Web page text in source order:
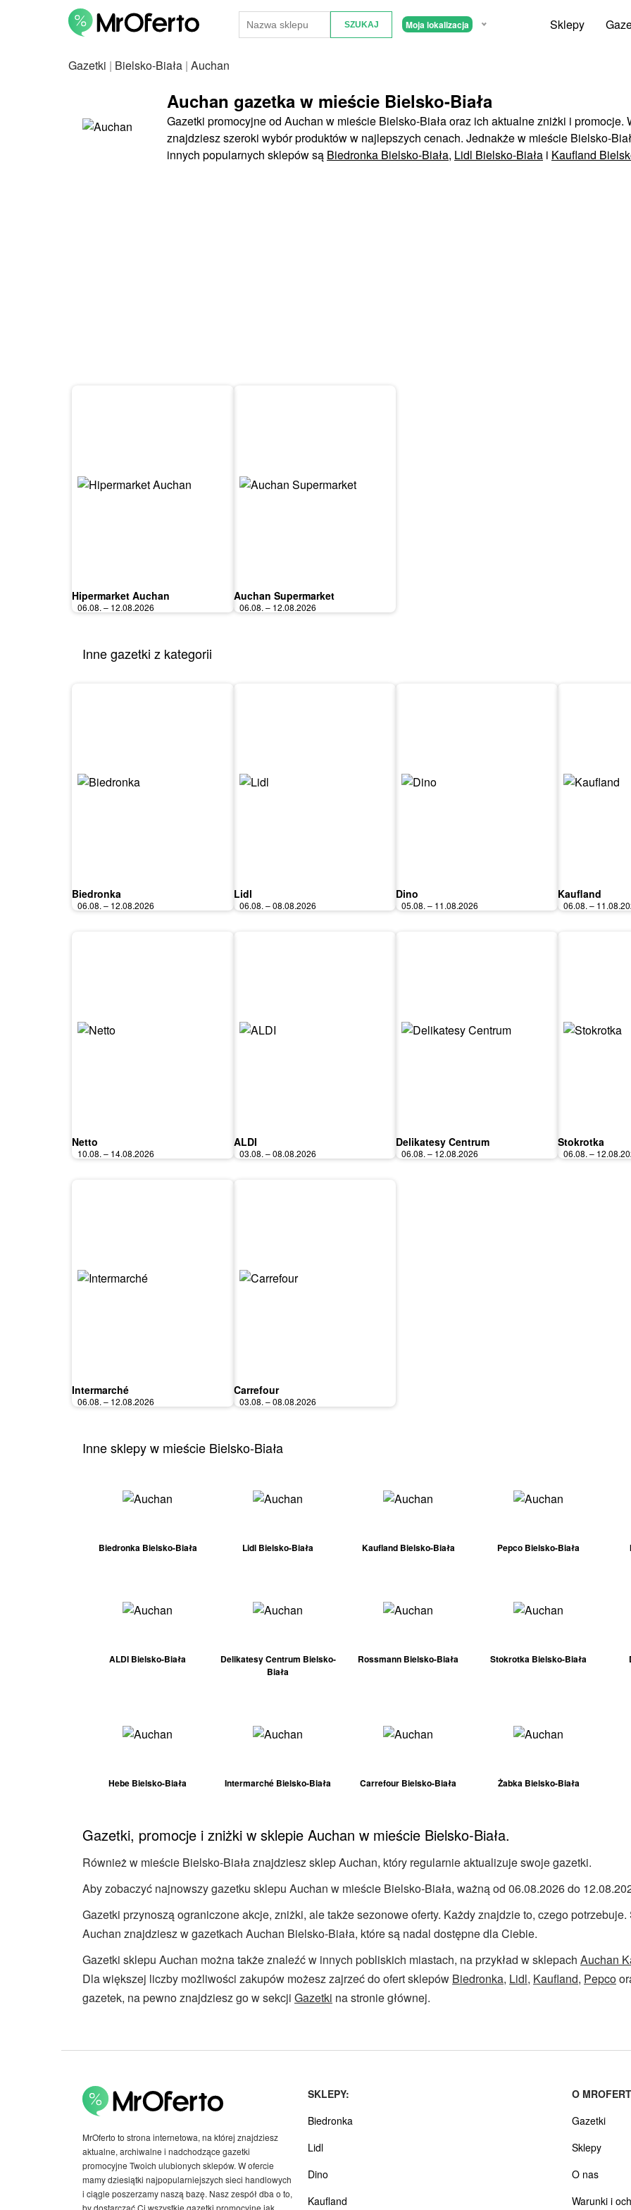
Moja lokalizacja Sklepy
Gazetki | Bielsko-Biała | Auchan
Auchan gazetka w mieście Bielsko-Biała
Gazetki promocyjne od Auchan w mieście Bielsko-Biała oraz ich aktualne zniżki i
znajdziesz szeroki wybór produktów w najlepszych cenach. Jednakże w mieście Bielsko-
innych popularnych sklepów są Biedronka Bielsko-Biała, Lidl Bielsko-Biała i Kaufland
Hipermarket Auchan
06.08. – 12.08.2026
Auchan Supermarket
06.08. – 12.08.2026
Inne gazetki z kategorii
Biedronka
06.08. – 12.08.2026
Lidl
06.08. – 08.08.2026
Dino
05.08. – 11.08.2026
Kaufland
06.08. –
Netto
10.08. – 14.08.2026
ALDI
03.08. – 08.08.2026
Delikatesy Centrum
06.08. – 12.08.2026
Stokrotka
06.08. –
Intermarché
06.08. – 12.08.2026
Carrefour
03.08. – 08.08.2026
Inne sklepy w mieście Bielsko-Biała
Biedronka Bielsko-Biała Lidl Bielsko-Biała Kaufland Bielsko-Biała Pepco Bielsko-Biała
ALDI Bielsko-Biała
Delikatesy Centrum Bielsko-
Biała
Rossmann Bielsko-Biała Stokrotka Bielsko-Biała
Hebe Bielsko-Biała Intermarché Bielsko-Biała Carrefour Bielsko-Biała Żabka Bielsko-Biała
Gazetki, promocje i zniżki w sklepie Auchan w mieście Bielsko-Biała.
Również w mieście Bielsko-Biała znajdziesz sklep Auchan, który regularnie aktualizuje swoje gazetki.
Aby zobaczyć najnowszy gazetku sklepu Auchan w mieście Bielsko-Biała, ważną od 06.08.2026 do
Gazetki przynoszą ograniczone akcje, zniżki, ale także sezonowe oferty. Każdy znajdzie to, czego
Auchan znajdziesz w gazetkach Auchan Bielsko-Biała, które są nadal dostępne dla Ciebie.
Gazetki sklepu Auchan można także znaleźć w innych pobliskich miastach, na przykład w sklepach Auchan
Dla większej liczby możliwości zakupów możesz zajrzeć do ofert sklepów Biedronka, Lidl, Kaufland, Pepco
gazetek, na pewno znajdziesz go w sekcji Gazetki na stronie głównej.
MrOferto to strona internetowa, na której znajdziesz
aktualne, archiwalne i nadchodzące gazetki
promocyjne Twoich ulubionych sklepów. W ofercie
mamy dziesiątki najpopularniejszych sieci handlowych
i ciągle poszerzamy naszą bazę. Nasz zespół dba o to,
by dostarczać Ci wszystkie gazetki promocyjne jak
SKLEPY:
Biedronka
Lidl
Dino
Kaufland
O
Gazetki
Sklepy
O nas
Warunki i